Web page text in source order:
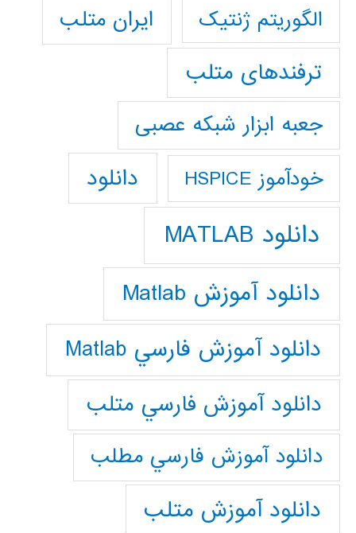
الگوریتم ژنتیک
ایران متلب
ترفندهای متلب
جعبه ابزار شبکه عصبی
خودآموز HSPICE دانلود
دانلود MATLAB
دانلود آموزش Matlab
دانلود آموزش فارسي Matlab
دانلود آموزش فارسي متلب
دانلود آموزش فارسي مطلب
دانلود آموزش متلب